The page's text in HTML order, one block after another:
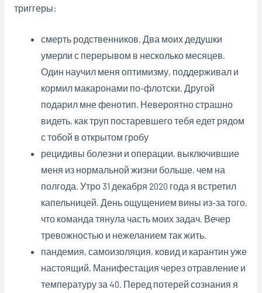
триггеры:
смерть родственников. Два моих дедушки
умерли с перерывом в несколько месяцев.
Один научил меня оптимизму, поддерживал и
кормил макаронами по-флотски. Другой
подарил мне фенотип. Невероятно страшно
видеть, как труп постаревшего тебя едет рядом
с тобой в открытом гробу
рецидивы болезни и операции, выключившие
меня из нормальной жизни больше, чем на
полгода. Утро 31 декабря 2020 года я встретил
капельницей. День ощущением вины из-за того,
что команда тянула часть моих задач. Вечер
тревожностью и нежеланием так жить.
пандемия, самоизоляция, ковид и карантин уже
настоящий. Манифестация через отравление и
температуру за 40. Перед потерей сознания я